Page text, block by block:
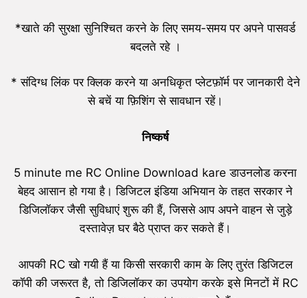
*खाते की सुरक्षा सुनिश्चित करने के लिए समय-समय पर अपने पासवर्ड
बदलते रहे ।
* संदिग्ध लिंक पर क्लिक करने या अनधिकृत प्लेटफ़ॉर्म पर जानकारी देने
से बचें या फ़िशिंग से सावधान रहें।
निष्कर्ष
5 minute me RC Online Download kare डाउनलोड करना
बेहद आसान हो गया है। डिजिटल इंडिया अभियान के तहत सरकार ने
डिजिलॉकर जैसी सुविधाएं शुरू की हैं, जिससे आप अपने वाहन से जुड़े
दस्तावेज़ घर बैठे प्राप्त कर सकते हैं।
आपकी RC खो गयी हैं या किसी सरकारी काम के लिए तुरंत डिजिटल
कॉपी की जरूरत है, तो डिजिलॉकर का उपयोग करके इसे मिनटों में RC